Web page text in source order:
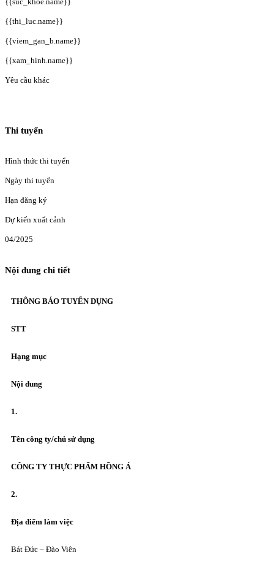
{{thi_luc.name}}
{{viem_gan_b.name}}
{{xam_hinh.name}}
Yêu cầu khác
Thi tuyển
Hình thức thi tuyển
Ngày thi tuyển
Hạn đăng ký
Dự kiến xuất cảnh
04/2025
Nội dung chi tiết
THÔNG BÁO TUYỂN DỤNG
STT
Hạng mục
Nội dung
1.
Tên công ty/chủ sử dụng
CÔNG TY THỰC PHẨM HỒNG Á
2.
Địa điểm làm việc
Bát Đức – Đào Viên